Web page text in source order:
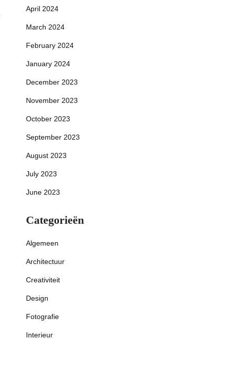
April 2024
March 2024
February 2024
January 2024
December 2023
November 2023
October 2023
September 2023
August 2023
July 2023
June 2023
Categorieën
Algemeen
Architectuur
Creativiteit
Design
Fotografie
Interieur